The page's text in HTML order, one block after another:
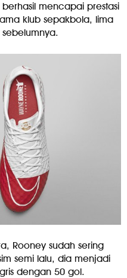
mencapai prestasi
klub sepakbola, lima
Rooney sudah sering
semi lalu, dia menjadi
dengan 50 gol.